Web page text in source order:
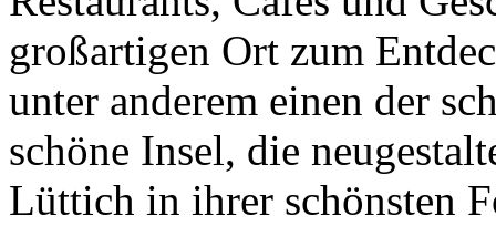
großartigen Ort zum
unter anderem einen der
schöne Insel, die
Lüttich in ihrer schönsten